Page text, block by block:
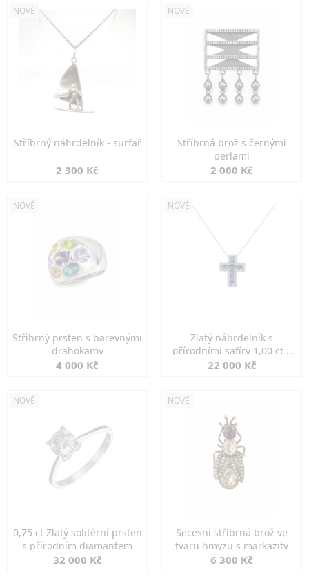
NOVÉ
Stříbrný náhrdelník - surfař
2 300 Kč
NOVÉ
Stříbrná brož s černými
perlami
2 000 Kč
NOVÉ
Stříbrný prsten s barevnými
drahokamy
4 000 Kč
NOVÉ
Zlatý náhrdelník s
přírodními safíry 1,00 ct a
diamanty
22 000 Kč
NOVÉ
0,75 ct Zlatý solitérní prsten
s přírodním diamantem
32 000 Kč
NOVÉ
Secesní stříbrná brož ve
tvaru hmyzu s markazity
6 300 Kč